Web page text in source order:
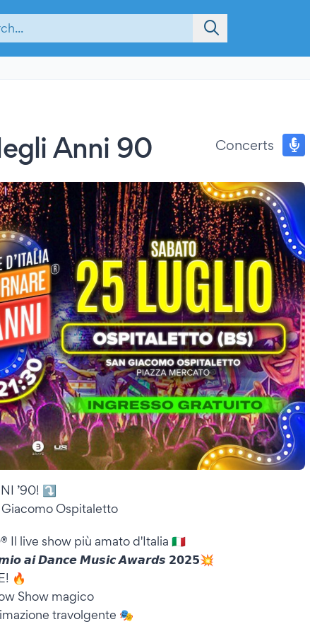
Anni 90 Concerts
’90! ⤵️
Ospitaletto
Il live show più amato d'Italia 🇮🇹
𝙖𝙞 𝘿𝙖𝙣𝙘𝙚 𝙈𝙪𝙨𝙞𝙘 𝘼𝙬𝙖𝙧𝙙𝙨 𝟮𝟬𝟮𝟱💥
🔥
Show magico
travolgente 🎭